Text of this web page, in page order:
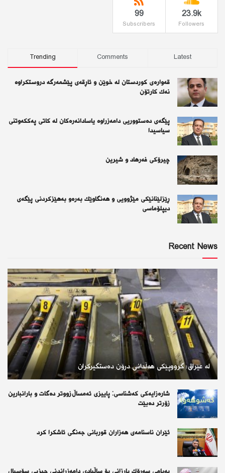
23.9k
Followers
99
Subscribers
Trending Comments Latest
قەوارەی كوردستان لە خوێن و ئاڕقەی پێشمەرگە دروستكراوە
نەك كارتۆن
پێگەی دەستووریی دامەزراوە یاسادانەرەكان لە كاتی پەككەوتنی
سیاسیدا
چیرۆكی فەرهاد و شیرین
ڕێزلێنانێكی مێژوویی و هەنگاوێك بەرەو بەهێزكردنی پێگەی
دیپلۆماسی
Recent News
لە عێراق؛ گرووپێكی هەڵدانی درۆن دەستگیركران
شارەزایەکی کەشناسی: پاییزی ئەمساڵ زووتر دەگات و بارانبارین
زۆرتر دەبێت
ئێران ناسنامەی هەزاران قوربانی جەنگی ئاشكرا كرد